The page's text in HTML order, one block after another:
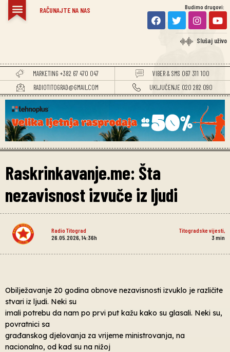
RAČUNAJTE NA NAS Budimo drugovi:
Slušaj uživo
MARKETING +382 67 470 047
VIBER & SMS 067 311 100
RADIOTITOGRAD@GMAIL.COM
UKLJUČENJE 020 282 090
Raskrinkavanje.me: Šta
nezavisnost izvuče iz ljudi
Radio Titograd Titogradske vijesti
26.05.2026, 14:36h
3 min
Obilježavanje 20 godina obnove nezavisnosti izvuklo je različite
stvari iz ljudi. Neki su
imali potrebu da nam po prvi put kažu kako su glasali. Neki su,
povratnici sa
građanskog djelovanja za vrijeme ministrovanja, na
nacionalno, od kad su na nižoj